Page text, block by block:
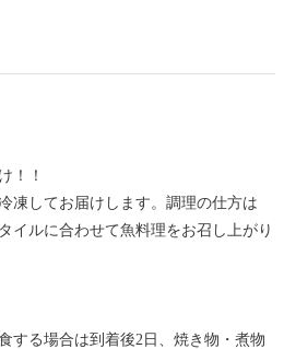
！！
凍してお届けします。調理の仕方は
イルに合わせて魚料理をお召し上がり
する場合は到着後2日、焼き物・煮物